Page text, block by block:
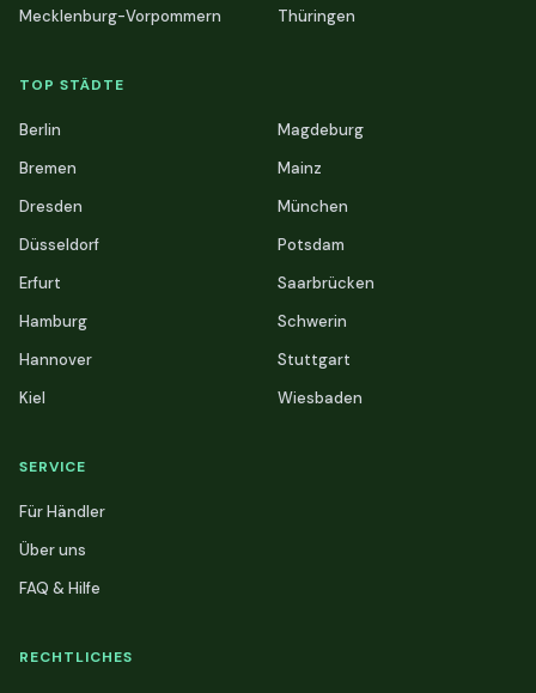
Mecklenburg-Vorpommern
Thüringen
TOP STÄDTE
Berlin
Bremen
Dresden
Düsseldorf
Erfurt
Hamburg
Hannover
Kiel
Magdeburg
Mainz
München
Potsdam
Saarbrücken
Schwerin
Stuttgart
Wiesbaden
SERVICE
Für Händler
Über uns
FAQ & Hilfe
RECHTLICHES